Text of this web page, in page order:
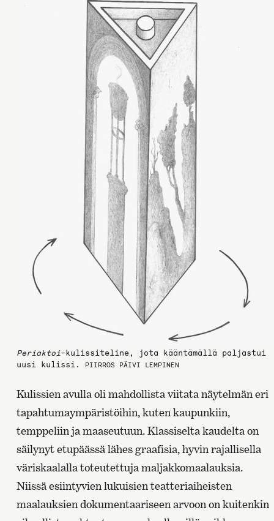
Periaktoi-kulissiteline, jota kääntämällä paljastui
uusi kulissi.
PIIRROS PÄIVI LEMPINEN
Kulissien avulla oli mahdollista viitata näytelmän eri
tapahtumaympäristöihin, kuten kaupunkiin,
temppeliin ja maaseutuun. Klassiselta kaudelta on
säilynyt etupäässä lähes graafisia, hyvin rajallisella
väriskaalalla toteutettuja maljakkomaalauksia.
Niissä esiintyvien lukuisien teatteriaiheisten
maalauksien dokumentaariseen arvoon on kuitenkin